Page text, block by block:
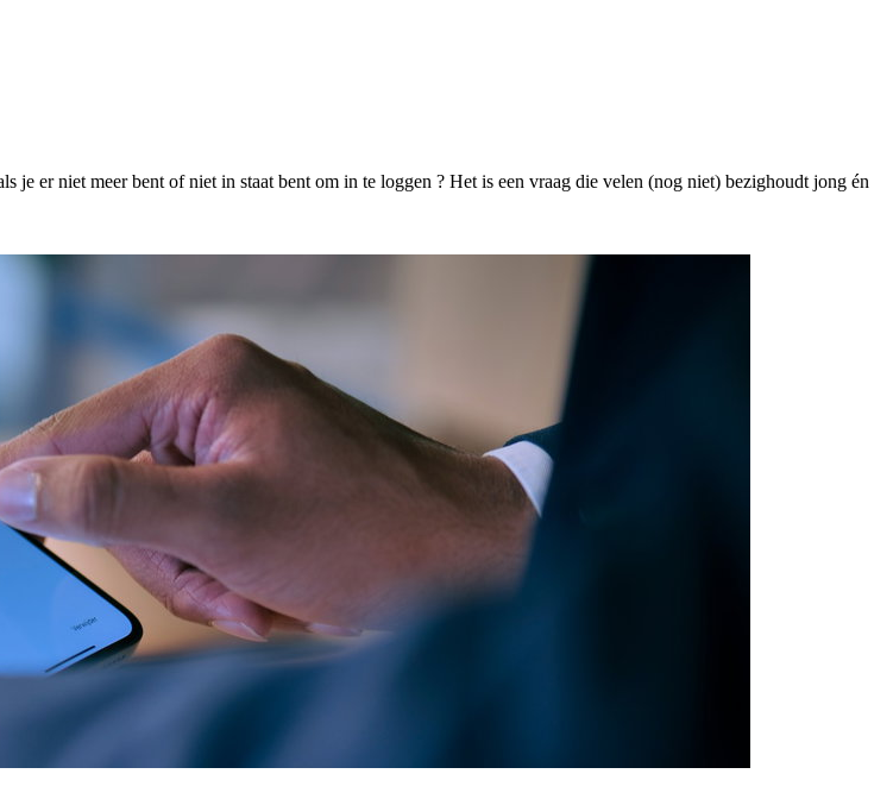
er niet meer bent of niet in staat bent om in te loggen ? Het is een vraag die velen (nog niet) bezighoudt jong én